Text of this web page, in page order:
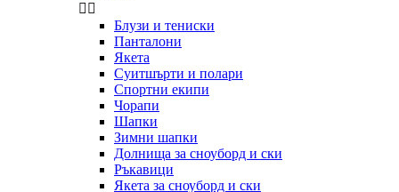
 
Блузи и тениски
Панталони
Якета
Суитшърти и полари
Спортни екипи
Чорапи
Шапки
Зимни шапки
Долнища за сноуборд и ски
Ръкавици
Якета за сноуборд и ски